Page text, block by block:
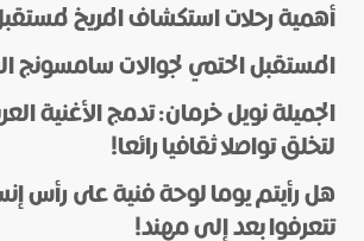
Name
*
أهمية رحلات استكشاف المريخ
المستقبل الحتمي لجوالات سامسونج
الجميلة نويل خرمان: تدمج الأغنية
لتخلق تواصلا ثقافيا رائعا!
هل رأيتم يوما لوحة فنية على رأس
تتعرفوا بعد إلى مهند!